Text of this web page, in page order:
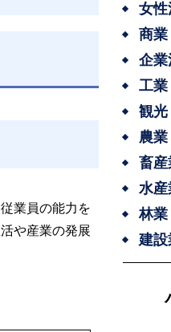
業員の能力を
や産業の発展
女性
商業
企業
工業
観光
農業
畜産
水産
林業
建設